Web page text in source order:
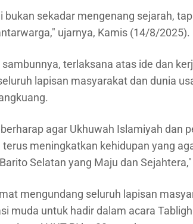
bukan sekadar mengenang sejarah,
ujarnya, Kamis (14/8/2025).
sambunnya, terlaksana atas ide dan
lapisan masyarakat dan dunia
agar Ukhuwah Islamiyah dan
terus meningkatkan kehidupan yang
Selatan yang Maju dan
mengundang seluruh lapisan
muda untuk hadir dalam acara